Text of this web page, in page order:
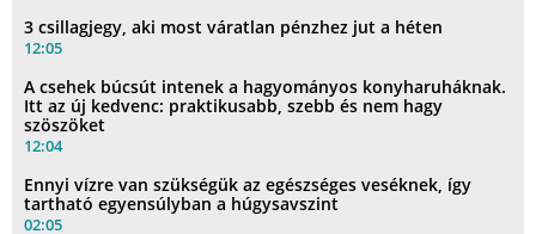
3 csillagjegy, aki most váratlan pénzhez jut a héten
12:05
A csehek búcsút intenek a hagyományos konyharuháknak.
Itt az új kedvenc: praktikusabb, szebb és nem hagy
szöszöket
12:04
Ennyi vízre van szükségük az egészséges veséknek, így
tartható egyensúlyban a húgysavszint
02:05